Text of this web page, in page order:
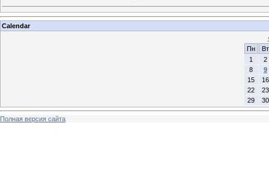
Calendar
Пн
Вт
1
2
8
9
15
16
22
23
29
30
Полная версия сайта